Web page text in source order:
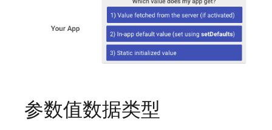
参数值数据类型